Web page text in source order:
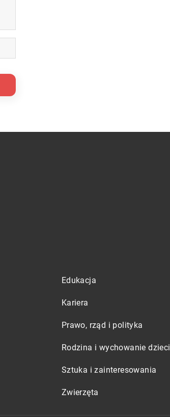
Edukacja
Kariera
Prawo, rząd i polityka
Rodzina i wychowanie dzieci
Sztuka i zainteresowania
Zwierzęta